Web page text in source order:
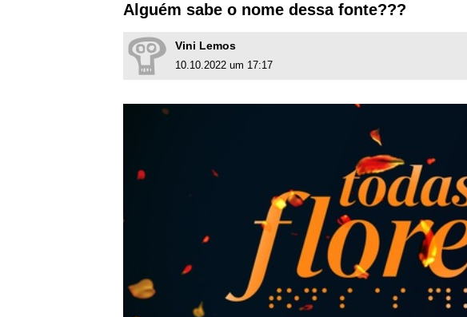
Alguém sabe o nome dessa fonte???
Vini Lemos
10.10.2022 um 17:17